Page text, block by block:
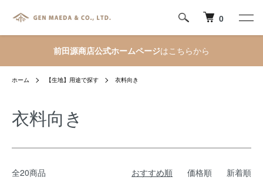
0
前田源商店公式ホームページはこちらから
ホーム 【生地】用途で探す 衣料向き
衣料向き
全20商品 おすすめ順 価格順 新着順